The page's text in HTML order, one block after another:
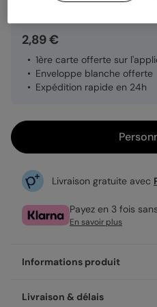
2,89 €
1ère carte offerte sur
Enveloppe blanche offerte
Expédition rapide en 24h
Livraison gratuite avec
Payez en 3 fois
En savoir plus
Informations produit
Personnalisez votre carte
Livraison & délais